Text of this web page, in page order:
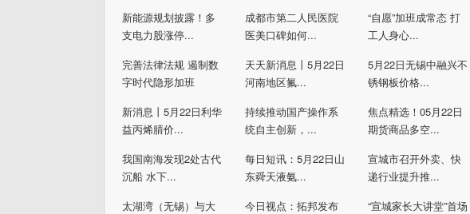
新能源规划披露！多
支电力股涨停...
成都市第二人民医院
医美口碑如何...
“自愿”加班成常态 打
工人身心...
完善法律法规 遏制数
字时代隐形加班
天天新消息丨5月22日
河南地区氟...
5月22日无锡中融兴不
锈钢板价格...
新消息丨5月22日利华
益丙烯腈价...
持续推动国产操作系
统自主创新，...
焦点精选！05月22日
期货商品多空...
我国南海发现2处古代
沉船 水下...
每日短讯：5月22日山
东舜天液氨...
宣城市召开外卖、快
递行业提升推...
太湖湾（无锡）与大
今日视点：拓邦发布
“宣城家长大讲堂”首场